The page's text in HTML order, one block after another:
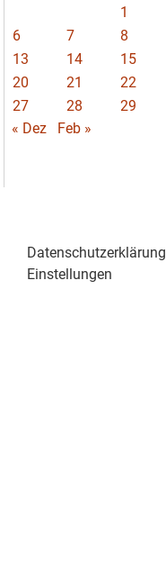
1
6
7 8
13
14 15
20
21 22
27
28 29
« Dez
Feb »
Datenschutzerklärung
Einstellungen